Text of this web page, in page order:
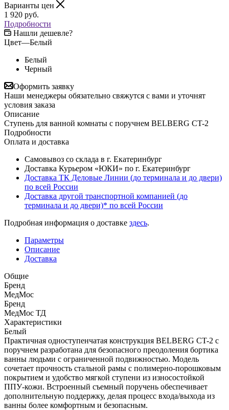
Варианты цен
1 920 руб.
Подробности
Нашли дешевле?
Цвет—Белый
Белый
Черный
Оформить заявку
Наши менеджеры обязательно свяжутся с вами и уточнят
условия заказа
Описание
Ступень для ванной комнаты с поручнем BELBERG CT-2
Подробности
Оплата и доставка
Самовывоз со склада в г. Екатеринбург
Доставка Курьером «ЮКИ» по г. Екатеринбург
Доставка ТК Деловые Линии (до терминала и до двери)
по всей России
Доставка другой транспортной компанией (до
терминала и до двери)* по всей России
Подробная информация о доставке здесь.
Параметры
Описание
Доставка
Общие
Бренд
МедМос
Бренд
МедМос ТД
Характеристики
Белый
Практичная одноступенчатая конструкция BELBERG CT-2 с
поручнем разработана для безопасного преодоления бортика
ванны людьми с ограниченной подвижностью. Модель
сочетает прочность стальной рамы с полимерно-порошковым
покрытием и удобство мягкой ступени из износостойкой
ППУ-кожи. Встроенный съемный поручень обеспечивает
дополнительную поддержку, делая процесс входа/выхода из
ванны более комфортным и безопасным.